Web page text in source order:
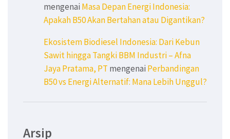
mengenai Masa Depan Energi Indonesia:
Apakah B50 Akan Bertahan atau Digantikan?
Ekosistem Biodiesel Indonesia: Dari Kebun
Sawit hingga Tangki BBM Industri – Afna
Jaya Pratama, PT mengenai Perbandingan
B50 vs Energi Alternatif: Mana Lebih Unggul?
Arsip